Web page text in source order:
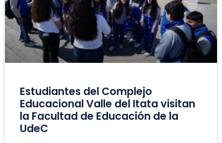
Estudiantes del Complejo
Educacional Valle del Itata visitan
la Facultad de Educación de la
UdeC